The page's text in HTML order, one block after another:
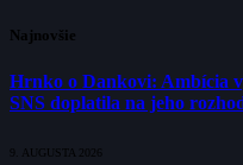
Najnovšie
Hrnko o Dankovi: Ambícia
SNS doplatila na jeho
9. AUGUSTA 2026